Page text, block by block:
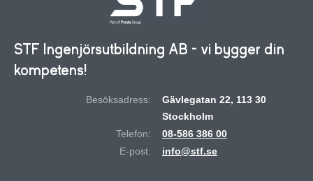
STF Ingenjörsutbildning AB - vi bygger din
kompetens!
Besöksadress:
Gävlegatan 22, 113 30
Stockholm
Telefon:
08-586 386 00
E-post:
info@stf.se